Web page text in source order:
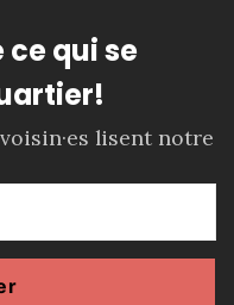
ce qui se
lisent notre